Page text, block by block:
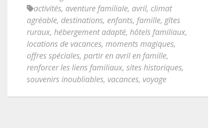
activités, aventure familiale, avril, climat
agréable, destinations, enfants, famille, gîtes
ruraux, hébergement adapté, hôtels familiaux,
locations de vacances, moments magiques,
offres spéciales, partir en avril en famille,
renforcer les liens familiaux, sites historiques,
souvenirs inoubliables, vacances, voyage